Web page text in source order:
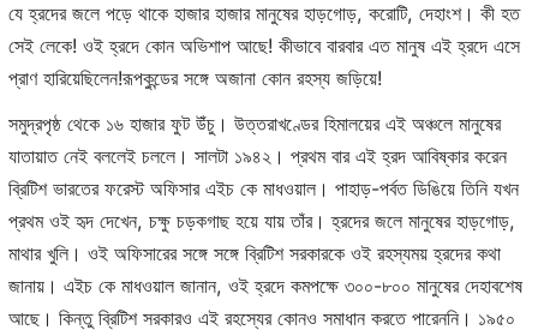
যে হ্রদের জলে পড়ে থাকে হাজার হাজার মানুষের হাড়গোড়, করোটি, দেহাংশ। কী হত
সেই লেকে! ওই হ্রদে কোন অভিশাপ আছে! কীভাবে বারবার এত মানুষ এই হ্রদে এসে
প্রাণ হারিয়েছিলেন!রূপকুন্ডের সঙ্গে অজানা কোন রহস্য জড়িয়ে!
সমুদ্রপৃষ্ঠ থেকে ১৬ হাজার ফুট উঁচু। উত্তরাখণ্ডের হিমালয়ের এই অঞ্চলে মানুষের
যাতায়াত নেই বললেই চললে। সালটা ১৯৪২। প্রথম বার এই হ্রদ আবিষ্কার করেন
ব্রিটিশ ভারতের ফরেস্ট অফিসার এইচ কে মাধওয়াল। পাহাড়-পর্বত ডিঙিয়ে তিনি যখন
প্রথম ওই হৃদ দেখেন, চক্ষু চড়কগাছ হয়ে যায় তাঁর। হ্রদের জলে মানুষের হাড়গোড়,
মাথার খুলি। ওই অফিসারের সঙ্গে সঙ্গে ব্রিটিশ সরকারকে ওই রহস্যময় হ্রদের কথা
জানায়। এইচ কে মাধওয়াল জানান, ওই হ্রদে কমপক্ষে ৩০০-৮০০ মানুষের দেহাবশেষ
আছে। কিন্তু ব্রিটিশ সরকারও এই রহস্যের কোনও সমাধান করতে পারেননি। ১৯৫০